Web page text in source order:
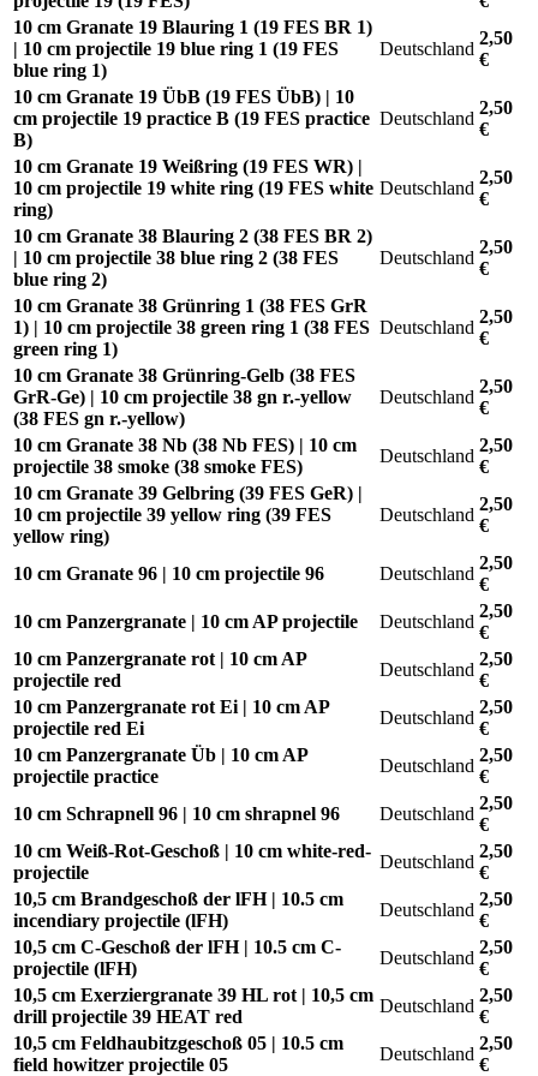
10 cm Granate 19 Blauring 1 (19 FES BR 1)
| 10 cm projectile 19 blue ring 1 (19 FES
blue ring 1)
Deutschland
2,50
€
10 cm Granate 19 ÜbB (19 FES ÜbB) | 10
cm projectile 19 practice B (19 FES practice
B)
Deutschland
2,50
€
10 cm Granate 19 Weißring (19 FES WR) |
10 cm projectile 19 white ring (19 FES white
ring)
Deutschland
2,50
€
10 cm Granate 38 Blauring 2 (38 FES BR 2)
| 10 cm projectile 38 blue ring 2 (38 FES
blue ring 2)
Deutschland
2,50
€
10 cm Granate 38 Grünring 1 (38 FES GrR
1) | 10 cm projectile 38 green ring 1 (38 FES
green ring 1)
Deutschland
2,50
€
10 cm Granate 38 Grünring-Gelb (38 FES
GrR-Ge) | 10 cm projectile 38 gn r.-yellow
(38 FES gn r.-yellow)
Deutschland
2,50
€
10 cm Granate 38 Nb (38 Nb FES) | 10 cm
projectile 38 smoke (38 smoke FES)
Deutschland
2,50
€
10 cm Granate 39 Gelbring (39 FES GeR) |
10 cm projectile 39 yellow ring (39 FES
yellow ring)
Deutschland
2,50
€
10 cm Granate 96 | 10 cm projectile 96 Deutschland
2,50
€
10 cm Panzergranate | 10 cm AP projectile
Deutschland
2,50
€
10 cm Panzergranate rot | 10 cm AP
projectile red
Deutschland
2,50
€
10 cm Panzergranate rot Ei | 10 cm AP
projectile red Ei
Deutschland
2,50
€
10 cm Panzergranate Üb | 10 cm AP
projectile practice
Deutschland
2,50
€
10 cm Schrapnell 96 | 10 cm shrapnel 96
Deutschland
2,50
€
10 cm Weiß-Rot-Geschoß | 10 cm white-red-
projectile
Deutschland
2,50
€
10,5 cm Brandgeschoß der lFH | 10.5 cm
incendiary projectile (lFH)
Deutschland
2,50
€
10,5 cm C-Geschoß der lFH | 10.5 cm C-
projectile (lFH)
Deutschland
2,50
€
10,5 cm Exerziergranate 39 HL rot | 10,5 cm
drill projectile 39 HEAT red
Deutschland
2,50
€
10,5 cm Feldhaubitzgeschoß 05 | 10.5 cm
field howitzer projectile 05
Deutschland
2,50
€